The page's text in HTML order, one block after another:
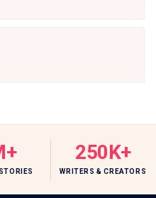
250K+
WRITERS & CREATORS